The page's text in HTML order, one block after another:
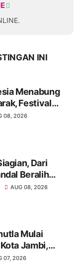
INI
Menabung
Festival
dan Mahasiswa
08, 2026
Dari
Beralih
Kontraktor
AUG 08, 2026
Mulai
Jambi,
Waspada
07, 2026